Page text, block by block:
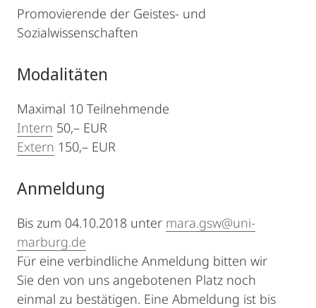
Promovierende der Geistes- und
Sozialwissenschaften
Modalitäten
Maximal 10 Teilnehmende
Intern 50,– EUR
Extern 150,– EUR
Anmeldung
Bis zum 04.10.2018 unter mara.gsw@uni-
marburg.de
Für eine verbindliche Anmeldung bitten wir
Sie den von uns angebotenen Platz noch
einmal zu bestätigen. Eine Abmeldung ist bis